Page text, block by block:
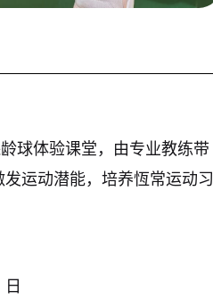
球体验课堂，由专业教练带
运动潜能，培养恆常运动习